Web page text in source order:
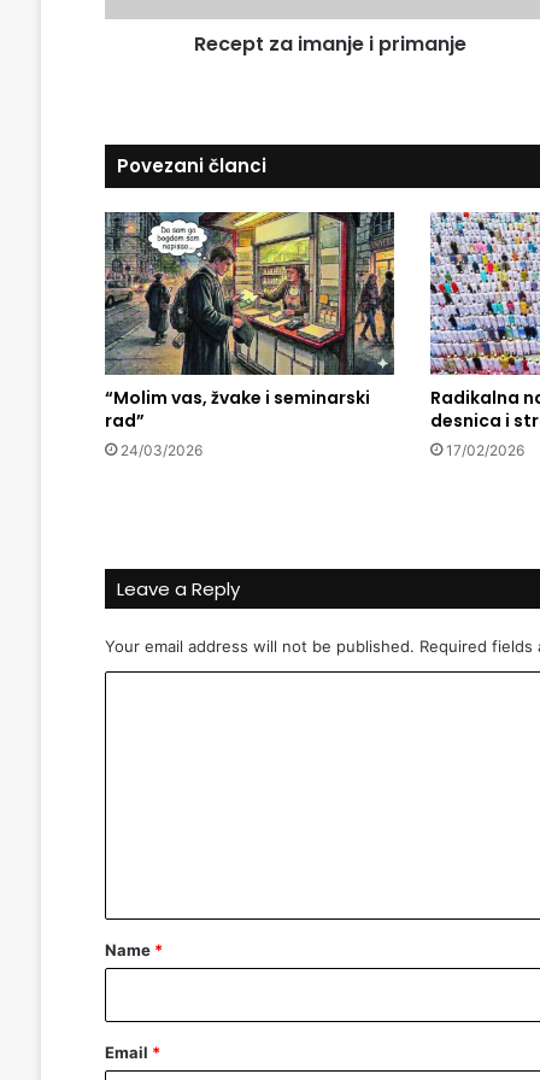
i
e
p
r
i
m
a
n
j
e
Recept za imanje i primanje
Povezani članci
“Molim vas, žvake i seminarski
rad”
24/03/2026
Radikalna
desnica i
17/02/2026
Leave a Reply
Your email address will not be published. Required fields
*
Name *
Email *